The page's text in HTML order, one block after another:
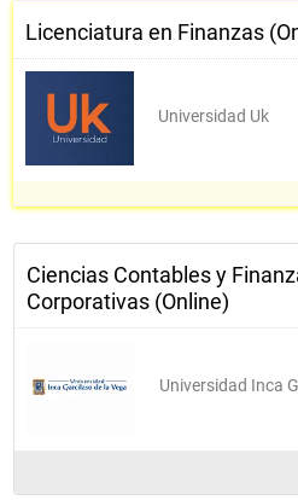
Administración financiera
Licenciatura en Finanzas
Universidad Uk
Ciencias Contables y
Corporativas (Online)
Universidad Inca